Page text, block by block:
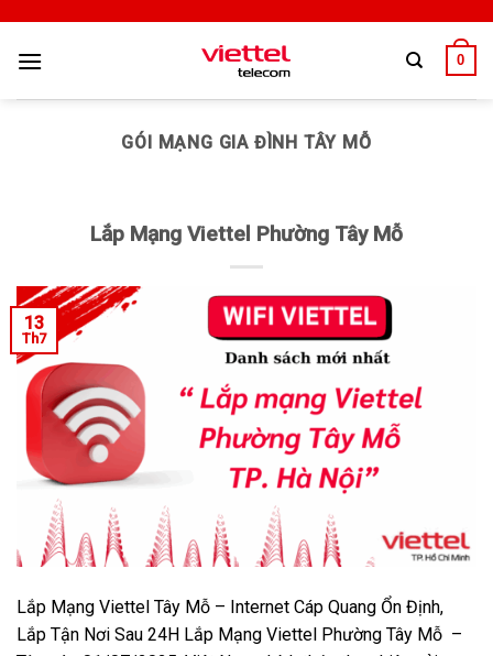
0
GÓI MẠNG GIA ĐÌNH TÂY MỖ
Lắp Mạng Viettel Phường Tây Mỗ
13
Th7
Lắp Mạng Viettel Tây Mỗ – Internet Cáp Quang Ổn Định,
Lắp Tận Nơi Sau 24H Lắp Mạng Viettel Phường Tây Mỗ –